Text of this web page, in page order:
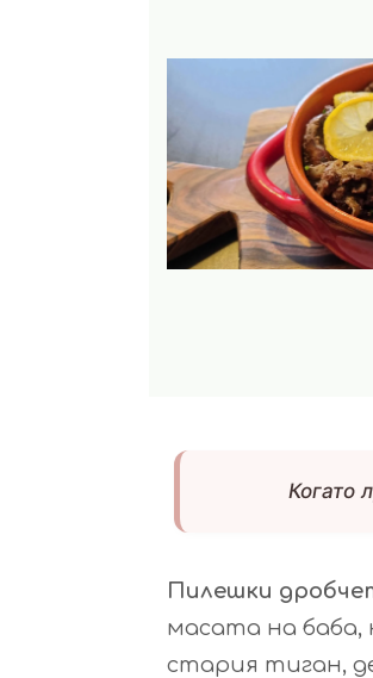
Когато
Пилешки
масата на баба,
стария тиган,